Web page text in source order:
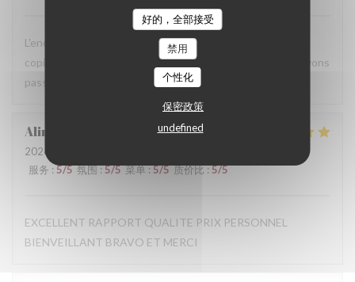
好的，全部接受
禁用
个性化
保密政策
undefined
L'endroit est magnifique, un service au petit soin, plats
copieux préparés avec soin, dressage impeccable. Nous avons
passé un très bon moment.
Aline
2026-07-31
服务 : 5/5 氛围:5/5 菜单:5/5 质价比:5/5
EXCELLENT RAPPORT QUALITE PRIX PERSONNEL
BIENVEILLANT BRAVO ET MERCI